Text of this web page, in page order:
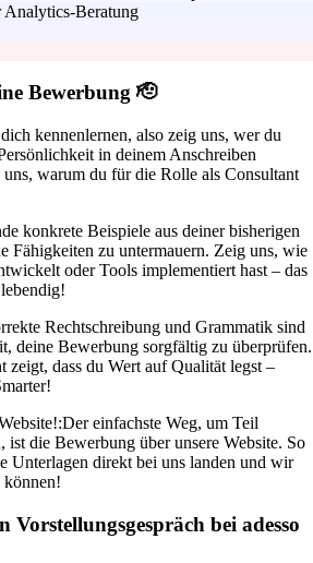
Analytics-Beratung
Bewerbung 🫡
kennenlernen, also zeig uns, wer du
in deinem Anschreiben
warum du für die Rolle als Consultant
konkrete Beispiele aus deiner bisherigen
Fähigkeiten zu untermauern. Zeig uns, wie
oder Tools implementiert hast – das
Rechtschreibung und Grammatik sind
deine Bewerbung sorgfältig zu überprüfen.
zeigt, dass du Wert auf Qualität legst –
Der einfachste Weg, um Teil
ist die Bewerbung über unsere Website. So
Unterlagen direkt bei uns landen und wir
können!
Vorstellungsgespräch bei adesso